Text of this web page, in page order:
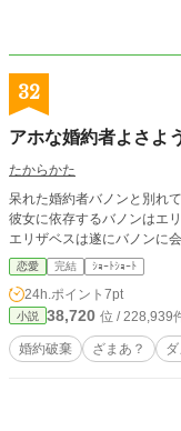
32
アホな婚約者よさよ
たからかた
呆れた婚約者バノンと別れ
彼女に依存するバノンはエ
エリザベスは遂にバノンに
恋愛 完結 ｼｮｰﾄｼｮｰﾄ
24h.ポイント 7pt
小説 38,720 位 / 228,939
婚約破棄 ざまあ？